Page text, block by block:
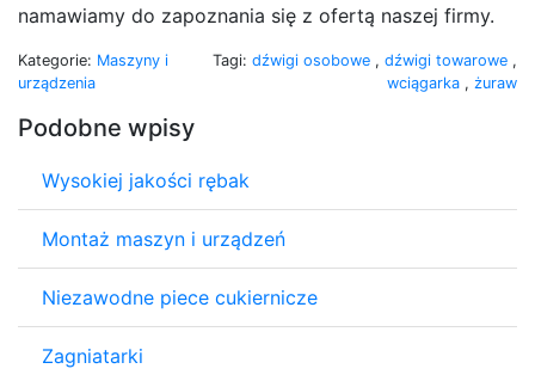
namawiamy do zapoznania się z ofertą naszej firmy.
Kategorie: Maszyny i
urządzenia
Tagi: dźwigi osobowe , dźwigi towarowe ,
wciągarka , żuraw
Podobne wpisy
Wysokiej jakości rębak
Montaż maszyn i urządzeń
Niezawodne piece cukiernicze
Zagniatarki